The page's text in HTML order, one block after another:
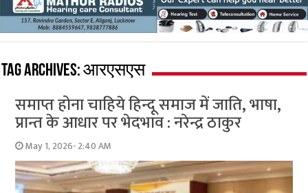
Tag Archives:आरएसएस
समाप्त होना चाहिये हिन्दू समाज में जाति, भाषा,
प्रान्त के आधार पर भेदभाव : नरेन्द्र ठाकुर
May 1, 2026- 2:40 AM